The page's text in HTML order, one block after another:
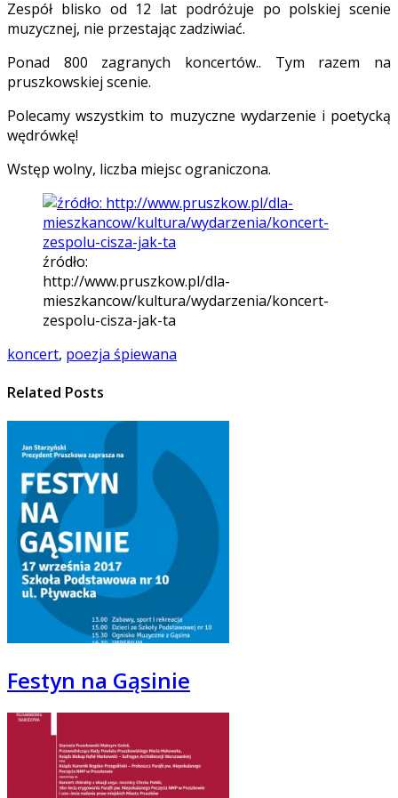
Zespół blisko od 12 lat podróżuje po polskiej scenie
muzycznej, nie przestając zadziwiać.
Ponad 800 zagranych koncertów.. Tym razem na
pruszkowskiej scenie.
Polecamy wszystkim to muzyczne wydarzenie i poetycką
wędrówkę!
Wstęp wolny, liczba miejsc ograniczona.
źródło:
http://www.pruszkow.pl/dla-
mieszkancow/kultura/wydarzenia/koncert-
zespolu-cisza-jak-ta
koncert, poezja śpiewana
Related Posts
Festyn na Gąsinie